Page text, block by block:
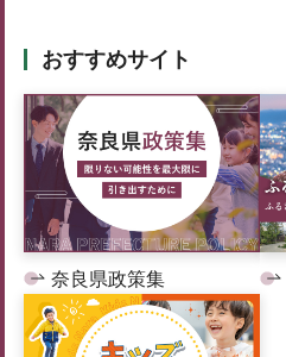
おすすめサイト
奈良県政策集